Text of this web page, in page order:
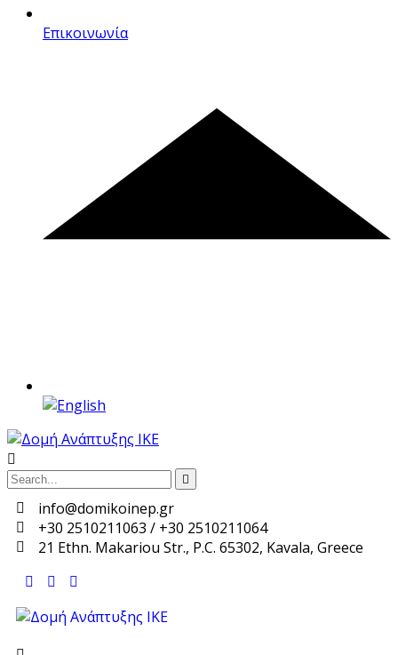
Επικοινωνία
info@domikoinep.gr
+30 2510211063 / +30 2510211064
21 Ethn. Makariou Str., P.C. 65302, Kavala, Greece